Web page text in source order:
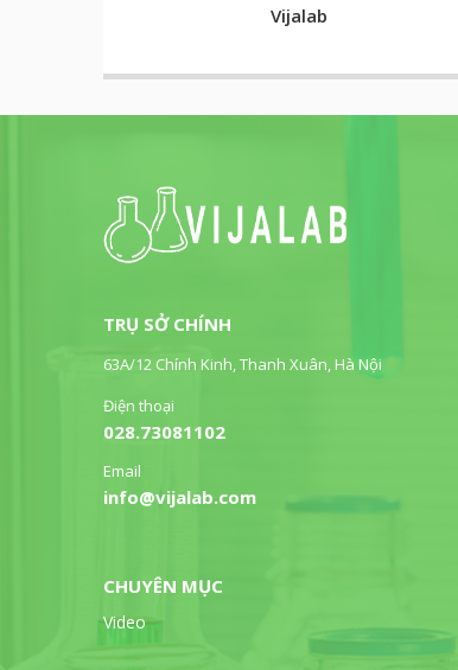
Vijalab
TRỤ SỞ CHÍNH
63A/12 Chính Kinh, Thanh Xuân, Hà Nội
Điện thoại
028.73081102
Email
info@vijalab.com
CHUYÊN MỤC
Video